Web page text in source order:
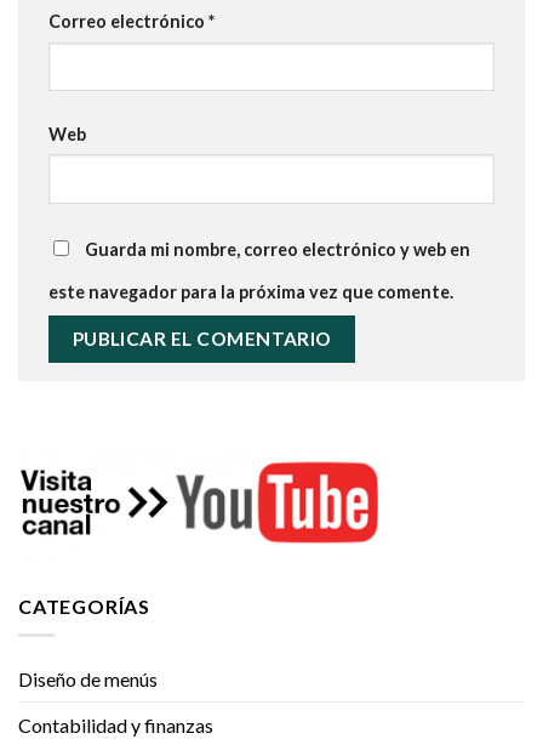
Correo electrónico *
Web
Guarda mi nombre, correo electrónico y web en
este navegador para la próxima vez que comente.
CATEGORÍAS
Diseño de menús
Contabilidad y finanzas